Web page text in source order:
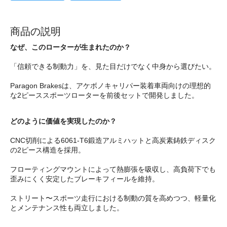
商品の説明
なぜ、このローターが生まれたのか？
「信頼できる制動力」を、見た目だけでなく中身から選びたい。
Paragon Brakesは、アケボノキャリパー装着車両向けの理想的
な2ピーススポーツローターを前後セットで開発しました。
どのように価値を実現したのか？
CNC切削による6061-T6鍛造アルミハットと高炭素鋳鉄ディスク
の2ピース構造を採用。
フローティングマウントによって熱膨張を吸収し、高負荷下でも
歪みにくく安定したブレーキフィールを維持。
ストリート〜スポーツ走行における制動の質を高めつつ、軽量化
とメンテナンス性も両立しました。